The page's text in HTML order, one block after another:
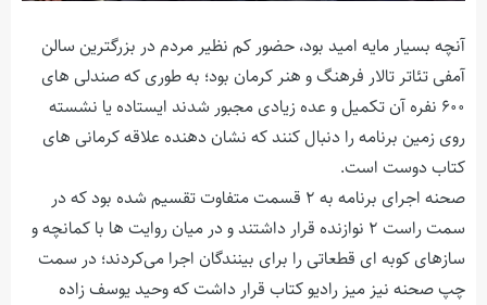
آنچه بسیار مایه امید بود، حضور کم نظیر مردم در بزرگترین سالن
آمفی تئاتر تالار فرهنگ و هنر کرمان بود؛ به طوری که صندلی های
۶۰۰ نفره آن تکمیل و عده زیادی مجبور شدند ایستاده یا نشسته
روی زمین برنامه را دنبال کنند که نشان دهنده علاقه کرمانی های
کتاب دوست است.
صحنه اجرای برنامه به ۲ قسمت متفاوت تقسیم شده بود که در
سمت راست ۲ نوازنده قرار داشتند و در میان روایت ها با کمانچه و
سازهای کوبه ای قطعاتی را برای بینندگان اجرا می‌کردند؛ در سمت
چپ صحنه نیز میز رادیو کتاب قرار داشت که وحید یوسف زاده